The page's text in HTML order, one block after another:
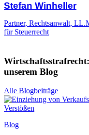
Stefan Winheller
Partner, Rechtsanwalt,
für Steuerrecht
unserem Blog
Alle Blogbeiträge
Blog